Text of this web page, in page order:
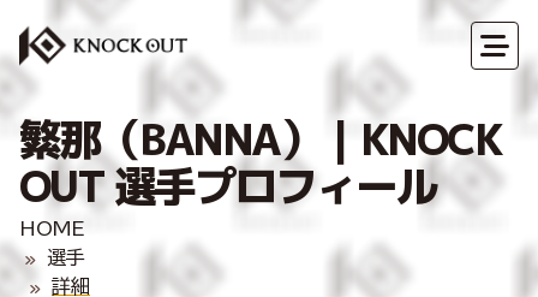
繁那（BANNA）｜KNOCK
OUT 選手プロフィール
HOME
選手
詳細